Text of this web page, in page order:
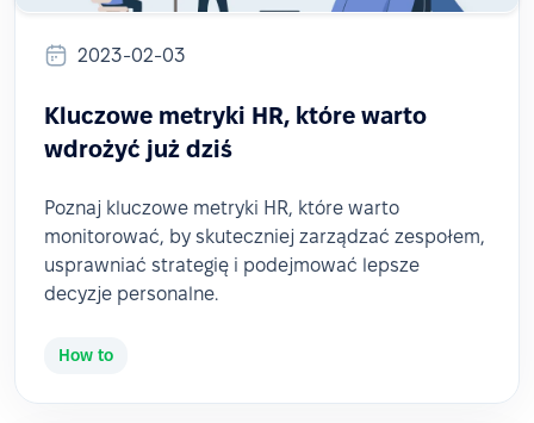
2023-02-03
Kluczowe metryki HR, które warto
wdrożyć już dziś
Poznaj kluczowe metryki HR, które warto
monitorować, by skuteczniej zarządzać zespołem,
usprawniać strategię i podejmować lepsze
decyzje personalne.
How to